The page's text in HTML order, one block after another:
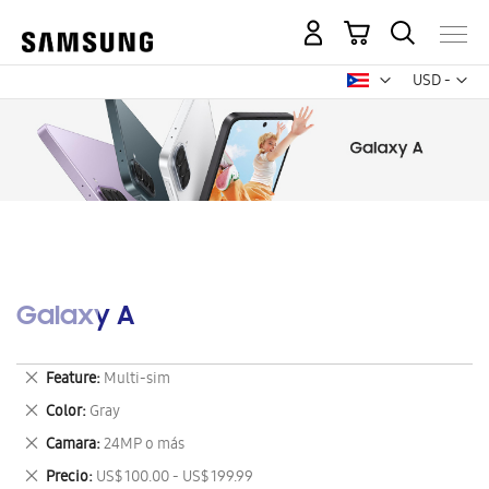
USD -
dólar
Mi carrito
Galaxy A
Feature Multi-sim
Eliminar
este
artículo
Color Gray
Eliminar
este
artículo
Camara 24MP o más
Eliminar
este
Precio US$ 100.00 - US$ 199.99
Eliminar